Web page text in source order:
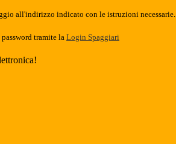
all'indirizzo indicato con le istruzioni necessarie.
tramite la Login Spaggiari